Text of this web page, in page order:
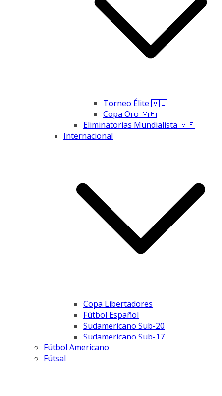
Torneo Élite 🇻🇪
Copa Oro 🇻🇪
Eliminatorias Mundialista 🇻🇪
Internacional
Copa Libertadores
Fútbol Español
Sudamericano Sub-20
Sudamericano Sub-17
Fútbol Americano
Fútsal